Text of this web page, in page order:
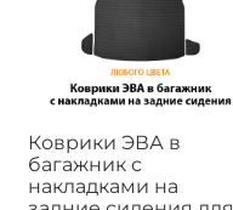
Коврики ЭВА в
багажник с
накладками на